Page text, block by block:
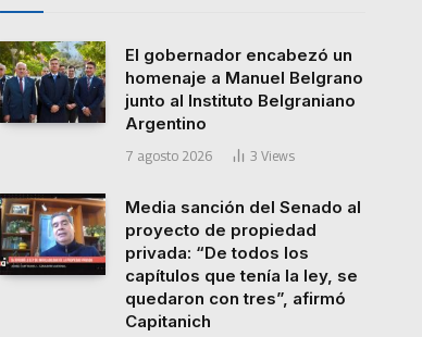
El gobernador encabezó un
homenaje a Manuel Belgrano
junto al Instituto Belgraniano
Argentino
7 agosto 2026 3 Views
Media sanción del Senado al
proyecto de propiedad
privada: “De todos los
capítulos que tenía la ley, se
quedaron con tres”, afirmó
Capitanich